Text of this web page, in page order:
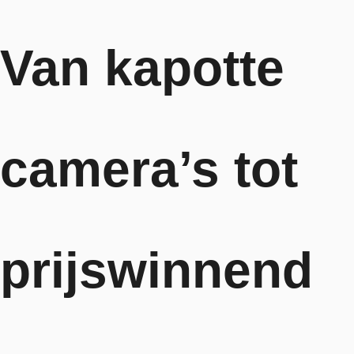
Van kapotte
camera’s tot
prijswinnend